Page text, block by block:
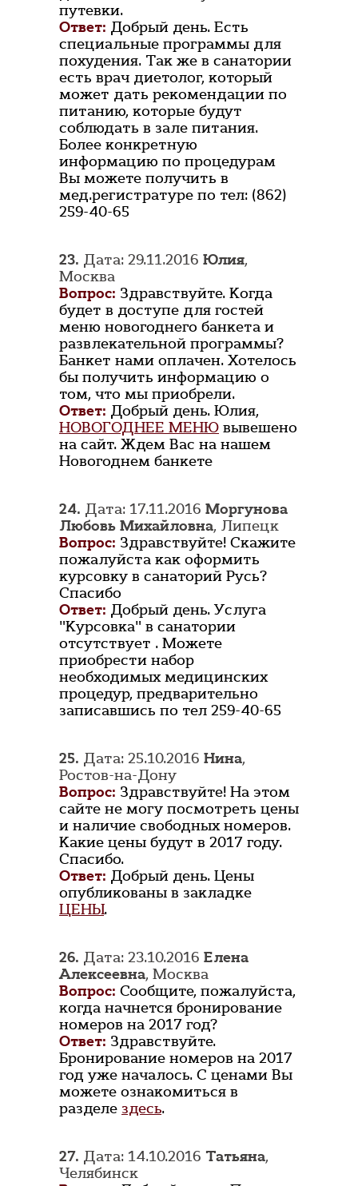
путевки.
Ответ: Добрый день. Есть
специальные программы для
похудения. Так же в санатории
есть врач диетолог, который
может дать рекомендации по
питанию, которые будут
соблюдать в зале питания.
Более конкретную
информацию по процедурам
Вы можете получить в
мед.регистратуре по тел: (862)
259-40-65
23. Дата: 29.11.2016 Юлия,
Москва
Вопрос: Здравствуйте. Когда
будет в доступе для гостей
меню новогоднего банкета и
развлекательной программы?
Банкет нами оплачен. Хотелось
бы получить информацию о
том, что мы приобрели.
Ответ: Добрый день. Юлия,
НОВОГОДНЕЕ МЕНЮ вывешено
на сайт. Ждем Вас на нашем
Новогоднем банкете
24. Дата: 17.11.2016 Моргунова
Любовь Михайловна, Липецк
Вопрос: Здравствуйте! Скажите
пожалуйста как оформить
курсовку в санаторий Русь?
Спасибо
Ответ: Добрый день. Услуга
"Курсовка" в санатории
отсутствует . Можете
приобрести набор
необходимых медицинских
процедур, предварительно
записавшись по тел 259-40-65
25. Дата: 25.10.2016 Нина,
Ростов-на-Дону
Вопрос: Здравствуйте! На этом
сайте не могу посмотреть цены
и наличие свободных номеров.
Какие цены будут в 2017 году.
Спасибо.
Ответ: Добрый день. Цены
опубликованы в закладке
ЦЕНЫ.
26. Дата: 23.10.2016 Елена
Алексеевна, Москва
Вопрос: Сообщите, пожалуйста,
когда начнется бронирование
номеров на 2017 год?
Ответ: Здравствуйте.
Бронирование номеров на 2017
год уже началось. С ценами Вы
можете ознакомиться в
разделе здесь.
27. Дата: 14.10.2016 Татьяна,
Челябинск